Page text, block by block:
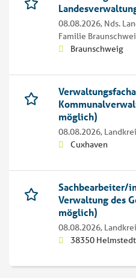
08.08.2026, Nds.
Familie
Braunschweig
möglich)
08.08.2026,
Cuxhaven
Sachbearbeiter/
Verwaltung des
möglich)
08.08.2026,
38350 Helmstedt